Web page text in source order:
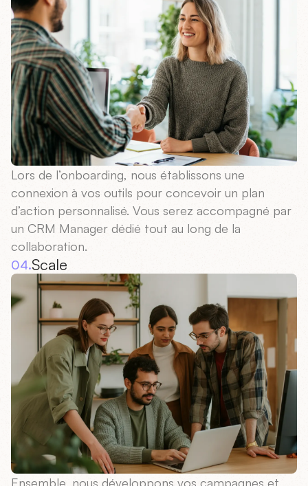
Lors de l’onboarding, nous établissons une
connexion à vos outils pour concevoir un plan
d’action personnalisé. Vous serez accompagné par
un CRM Manager dédié tout au long de la
collaboration.
04.Scale
Ensemble, nous développons vos campagnes et